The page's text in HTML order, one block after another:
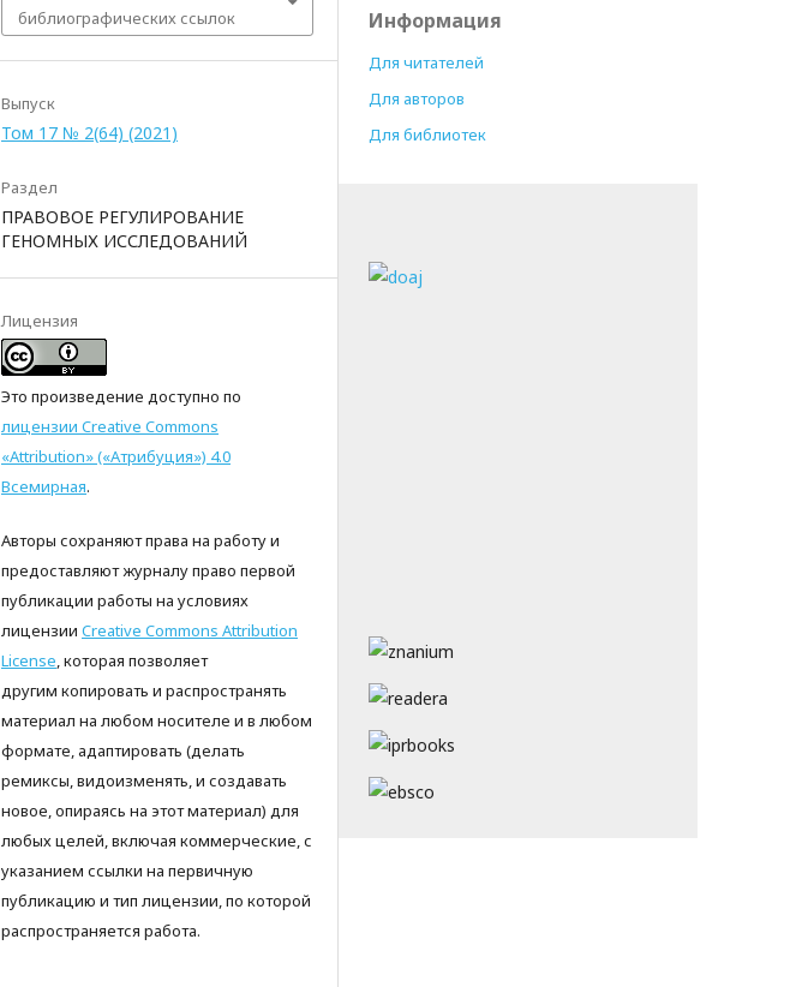
библиографических ссылок
Выпуск
Том 17 № 2(64) (2021)
Раздел
ПРАВОВОЕ РЕГУЛИРОВАНИЕ
ГЕНОМНЫХ ИССЛЕДОВАНИЙ
Лицензия
Это произведение доступно по
лицензии Creative Commons
«Attribution» («Атрибуция») 4.0
Всемирная.
Авторы сохраняют права на работу и
предоставляют журналу право первой
публикации работы на условиях
лицензии Creative Commons Attribution
License, которая позволяет
другим копировать и распространять
материал на любом носителе и в любом
формате, адаптировать (делать
ремиксы, видоизменять, и создавать
новое, опираясь на этот материал) для
любых целей, включая коммерческие, с
указанием ссылки на первичную
публикацию и тип лицензии, по которой
распространяется работа.
Информация
Для читателей
Для авторов
Для библиотек